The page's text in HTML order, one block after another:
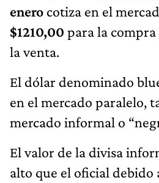
enero cotiza en el
$1210,00 para la compra
la venta.
El dólar denominado
en el mercado paralelo,
mercado informal o
El valor de la divisa
alto que el oficial debido